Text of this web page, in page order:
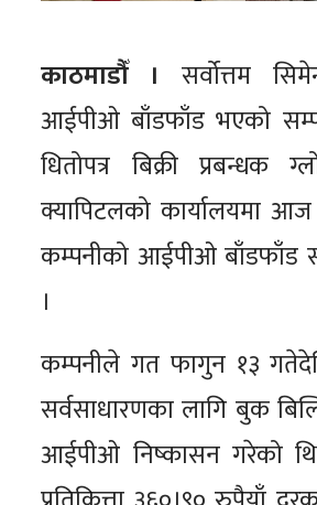
काठमाडौँ । सर्वोत्तम
आईपीओ बाँडफाँड भएको
धितोपत्र बिक्री प्रबन्धक
क्यापिटलको कार्यालयमा
कम्पनीको आईपीओ बाँडफाँड
।
कम्पनीले गत फागुन १३
सर्वसाधारणका लागि बुक
आईपीओ निष्कासन गरेको